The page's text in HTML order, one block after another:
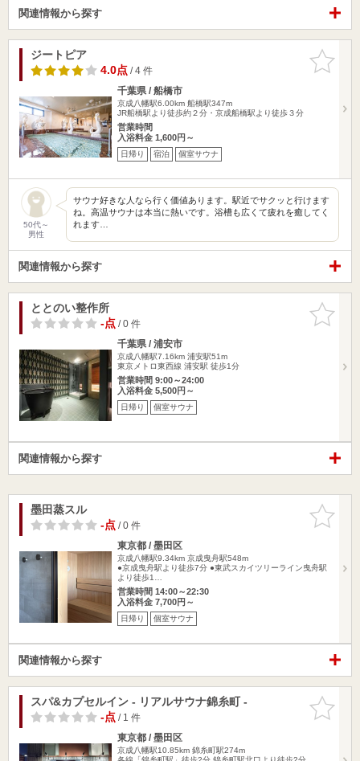
関連情報から探す
お気に入
りに追加
ジートピア
4.0点/ 4 件
千葉県 / 船橋市
京成八幡駅6.00km 船橋駅347m
JR船橋駅より徒歩約２分・京成船橋駅より徒歩３分
営業時間
入浴料金 1,600円～
日帰り 宿泊 個室サウナ
50代～
男性
サウナ好きな人なら行く価値あります。駅近でサクッと行けます
ね。高温サウナは本当に熱いです。浴槽も広くて疲れを癒してく
れます…
関連情報から探す
お気に入
りに追加
ととのい整作所
-点/ 0 件
千葉県 / 浦安市
京成八幡駅7.16km 浦安駅51m
東京メトロ東西線 浦安駅 徒歩1分
営業時間 9:00～24:00
入浴料金 5,500円～
日帰り 個室サウナ
関連情報から探す
お気に入
りに追加
墨田蒸スル
-点/ 0 件
東京都 / 墨田区
京成八幡駅9.34km 京成曳舟駅548m
●京成曳舟駅より徒歩7分 ●東武スカイツリーライン曳舟駅
より徒歩1…
営業時間 14:00～22:30
入浴料金 7,700円～
日帰り 個室サウナ
関連情報から探す
お気に入
りに追加
スパ&カプセルイン - リアルサウナ錦糸町 -
-点/ 1 件
東京都 / 墨田区
京成八幡駅10.85km 錦糸町駅274m